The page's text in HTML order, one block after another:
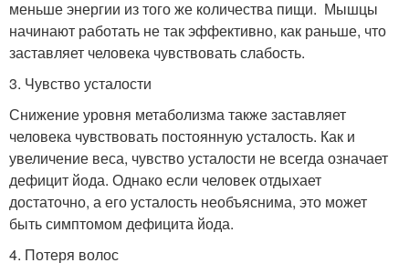
меньше энергии из того же количества пищи. Мышцы
начинают работать не так эффективно, как раньше, что
заставляет человека чувствовать слабость.
3. Чувство усталости
Снижение уровня метаболизма также заставляет
человека чувствовать постоянную усталость. Как и
увеличение веса, чувство усталости не всегда означает
дефицит йода. Однако если человек отдыхает
достаточно, а его усталость необъяснима, это может
быть симптомом дефицита йода.
4. Потеря волос